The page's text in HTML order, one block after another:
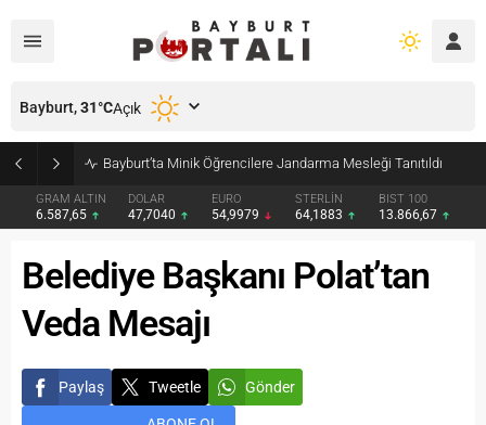
Bayburt’ta Minik Öğrencilere Jandarma Mesleği Tanıtıldı
GRAM ALTIN
6.587,65
DOLAR
47,7040
EURO
54,9979
STERLİN
64,1883
BIST 100
13.866,67
Bayburt,31°CAçık
Belediye Başkanı Polat’tan
Veda Mesajı
Paylaş Tweetle Gönder